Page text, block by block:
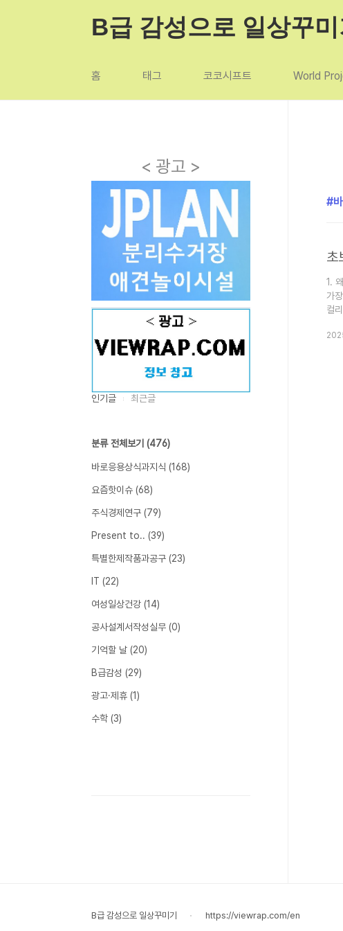
B급 감성으로 일상꾸미
홈 태그 코코시프트 World
1.
가
컬
바
< 광고 >
인기글 최근글
분류 전체보기 (476)
바로응용상식과지식 (168)
요즘핫이슈 (68)
주식경제연구 (79)
Present to.. (39)
특별한제작품과공구 (23)
IT (22)
여성일상건강 (14)
공사설계서작성실무 (0)
기억할 날 (20)
B급감성 (29)
광고·제휴 (1)
수학 (3)
B급 감성으로 일상꾸미기 https://viewrap.com/en